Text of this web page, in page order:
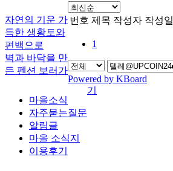
번호 제목 작성자 작성일
1
Powered by KBoard
마을소식
자주묻는질문
알림글
마을 소식지
이용후기
자연의 기운 가
득한 생황토와
편백으로
벽과 바닥을 만
든 펜션 보러가
기